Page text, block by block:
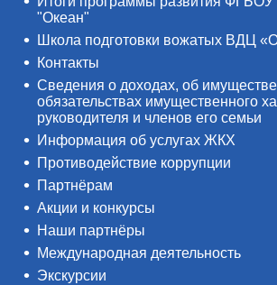
"Океан"
Школа подготовки вожатых ВДЦ
Контакты
Сведения о доходах, об
обязательствах имущественного
руководителя и членов его семьи
Информация об услугах ЖКХ
Противодействие коррупции
Партнёрам
Акции и конкурсы
Наши партнёры
Международная деятельность
Экскурсии